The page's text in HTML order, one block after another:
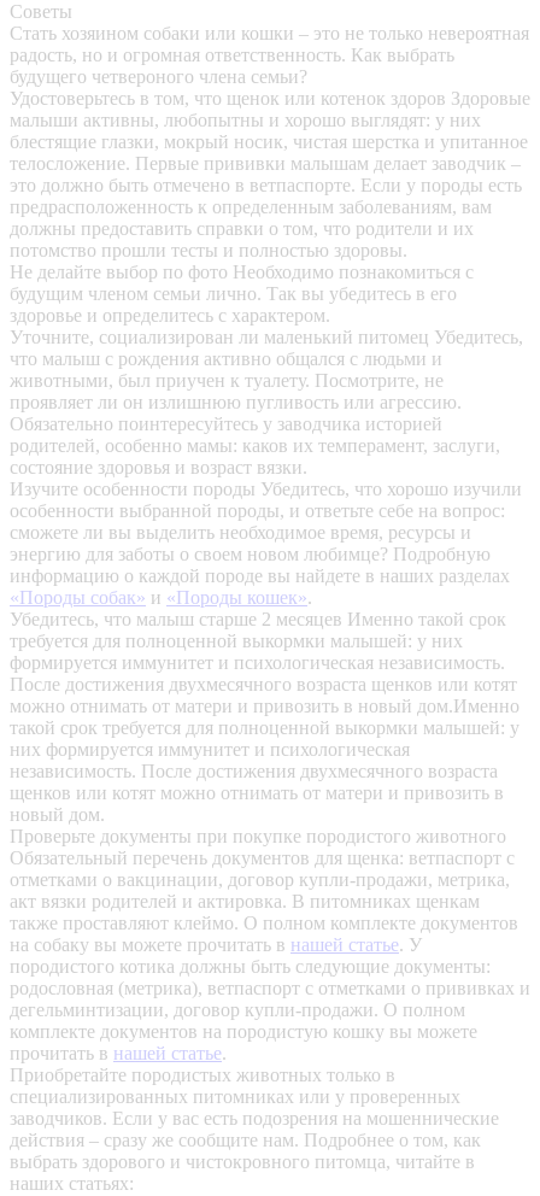
Советы
Стать хозяином собаки или кошки – это не только невероятная
радость, но и огромная ответственность. Как выбрать
будущего четвероного члена семьи?
Удостоверьтесь в том, что щенок или котенок здоров Здоровые
малыши активны, любопытны и хорошо выглядят: у них
блестящие глазки, мокрый носик, чистая шерстка и упитанное
телосложение. Первые прививки малышам делает заводчик –
это должно быть отмечено в ветпаспорте. Если у породы есть
предрасположенность к определенным заболеваниям, вам
должны предоставить справки о том, что родители и их
потомство прошли тесты и полностью здоровы.
Не делайте выбор по фото Необходимо познакомиться с
будущим членом семьи лично. Так вы убедитесь в его
здоровье и определитесь с характером.
Уточните, социализирован ли маленький питомец Убедитесь,
что малыш с рождения активно общался с людьми и
животными, был приучен к туалету. Посмотрите, не
проявляет ли он излишнюю пугливость или агрессию.
Обязательно поинтересуйтесь у заводчика историей
родителей, особенно мамы: каков их темперамент, заслуги,
состояние здоровья и возраст вязки.
Изучите особенности породы Убедитесь, что хорошо изучили
особенности выбранной породы, и ответьте себе на вопрос:
сможете ли вы выделить необходимое время, ресурсы и
энергию для заботы о своем новом любимце? Подробную
информацию о каждой породе вы найдете в наших разделах
«Породы собак» и «Породы кошек».
Убедитесь, что малыш старше 2 месяцев Именно такой срок
требуется для полноценной выкормки малышей: у них
формируется иммунитет и психологическая независимость.
После достижения двухмесячного возраста щенков или котят
можно отнимать от матери и привозить в новый дом.Именно
такой срок требуется для полноценной выкормки малышей: у
них формируется иммунитет и психологическая
независимость. После достижения двухмесячного возраста
щенков или котят можно отнимать от матери и привозить в
новый дом.
Проверьте документы при покупке породистого животного
Обязательный перечень документов для щенка: ветпаспорт с
отметками о вакцинации, договор купли-продажи, метрика,
акт вязки родителей и актировка. В питомниках щенкам
также проставляют клеймо. О полном комплекте документов
на собаку вы можете прочитать в нашей статье. У
породистого котика должны быть следующие документы:
родословная (метрика), ветпаспорт с отметками о прививках и
дегельминтизации, договор купли-продажи. О полном
комплекте документов на породистую кошку вы можете
прочитать в нашей статье.
Приобретайте породистых животных только в
специализированных питомниках или у проверенных
заводчиков. Если у вас есть подозрения на мошеннические
действия – сразу же сообщите нам. Подробнее о том, как
выбрать здорового и чистокровного питомца, читайте в
наших статьях: